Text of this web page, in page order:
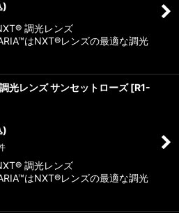
)
調光レンズ
はNXT®レンズの最適な調光
光レンズ サンセットローズ [R1-
)
調光レンズ
はNXT®レンズの最適な調光